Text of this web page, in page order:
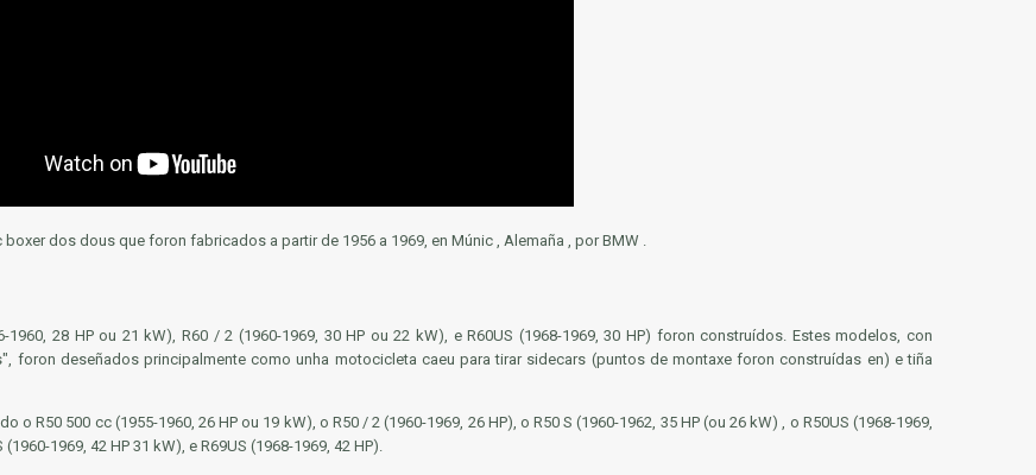
boxer dos dous que foron fabricados a partir de 1956 a 1969, en Múnic , Alemaña , por BMW .
28 HP ou 21 kW), R60 / 2 (1960-1969, 30 HP ou 22 kW), e R60US (1968-1969, 30 HP) foron construídos. Estes modelos, con
foron deseñados principalmente como unha motocicleta caeu para tirar sidecars (puntos de montaxe foron construídas en) e tiña
500 cc (1955-1960, 26 HP ou 19 kW), o R50 / 2 (1960-1969, 26 HP), o R50 S (1960-1962, 35 HP (ou 26 kW) , o R50US (1968-1969,
1969, 42 HP 31 kW), e R69US (1968-1969, 42 HP).